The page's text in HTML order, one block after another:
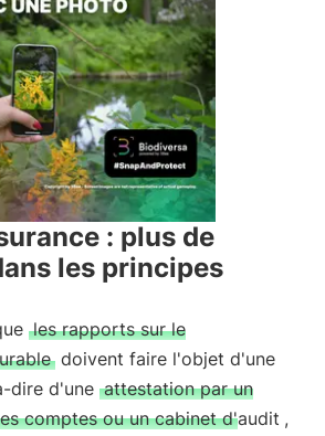
: plus de
les principes
les rapports sur le
doivent faire l'objet d'une
dire d'une attestation par un
comptes ou un cabinet d'audit ,